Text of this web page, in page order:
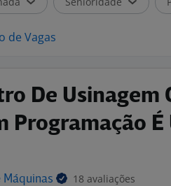
de Vagas
De Usinagem
Programação É
Máquinas 18 avaliações